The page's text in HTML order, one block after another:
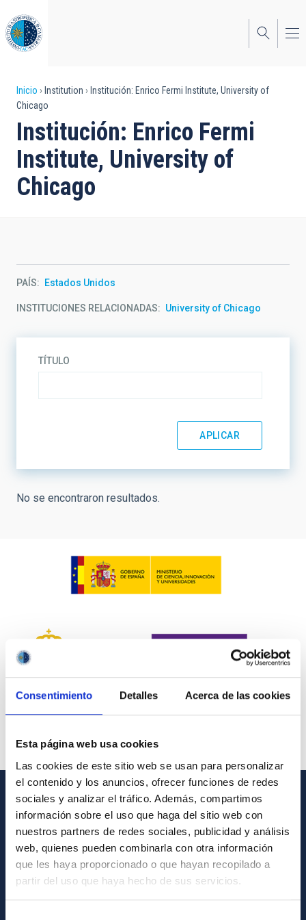
Consentimiento Detalles Acerca de las cookies
Esta página web usa cookies
Las cookies de este sitio web se usan para personalizar
el contenido y los anuncios, ofrecer funciones de redes
sociales y analizar el tráfico. Además, compartimos
información sobre el uso que haga del sitio web con
nuestros partners de redes sociales, publicidad y análisis
web, quienes pueden combinarla con otra información
que les haya proporcionado o que hayan recopilado a
partir del uso que haya hecho de sus servicios.
al
contenido
principal
Sobrescribir
enlaces
de
ayuda
a
Inicio Institution
Institución: Enrico Fermi Institute, University of
Chicago
Institución: Enrico Fermi
Institute, University of
Chicago
PAÍS Estados Unidos
INSTITUCIONES RELACIONADAS University of Chicago
TÍTULO
No se encontraron resultados.
INFORMACIÓN GENERAL
Contacto
Cómo llegar al IAC
Directorio de personal